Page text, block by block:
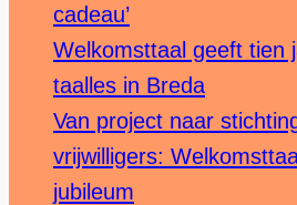
cadeau’
Welkomsttaal geeft tien
taalles in Breda
Van project naar
vrijwilligers:
jubileum